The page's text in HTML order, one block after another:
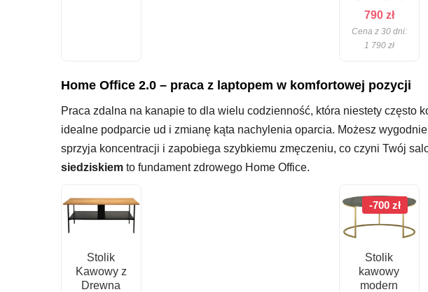
790 zł
cena
790 zł.
Cena z 30 dni:
1 790 zł
Home Office 2.0 – praca z laptopem w komfortowej pozycji
Praca zdalna na kanapie to dla wielu codzienność, która niestety często
idealne podparcie ud i zmianę kąta nachylenia oparcia. Możesz
sprzyja koncentracji i zapobiega szybkiemu zmęczeniu, co czyni Twój
siedziskiem to fundament zdrowego Home Office.
Stolik
Kawowy z
Drewna
-700 zł
Stolik
kawowy
modern